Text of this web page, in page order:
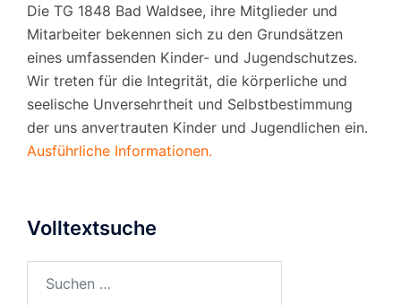
Die TG 1848 Bad Waldsee, ihre Mitglieder und
Mitarbeiter bekennen sich zu den Grundsätzen
eines umfassenden Kinder- und Jugendschutzes.
Wir treten für die Integrität, die körperliche und
seelische Unversehrtheit und Selbstbestimmung
der uns anvertrauten Kinder und Jugendlichen ein.
Ausführliche Informationen.
Volltextsuche
nach: